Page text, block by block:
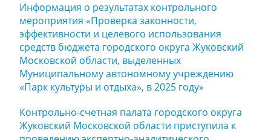
Информация о результатах контрольного
мероприятия «Проверка законности,
эффективности и целевого использования
средств бюджета городского округа Жуковский
Московской области, выделенных
Муниципальному автономному учреждению
«Парк культуры и отдыха», в 2025 году»
Контрольно-счетная палата городского округа
Жуковский Московской области приступила к